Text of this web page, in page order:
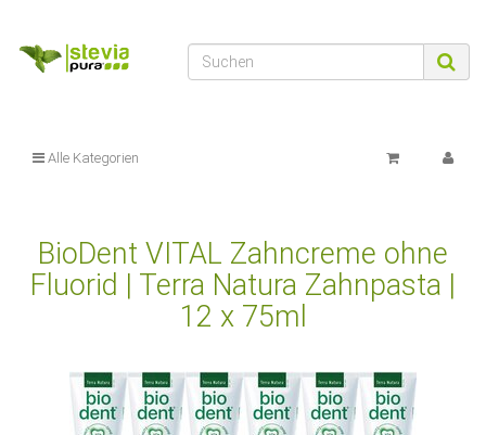
Alle Kategorien
BioDent VITAL Zahncreme ohne
Fluorid | Terra Natura Zahnpasta |
12 x 75ml